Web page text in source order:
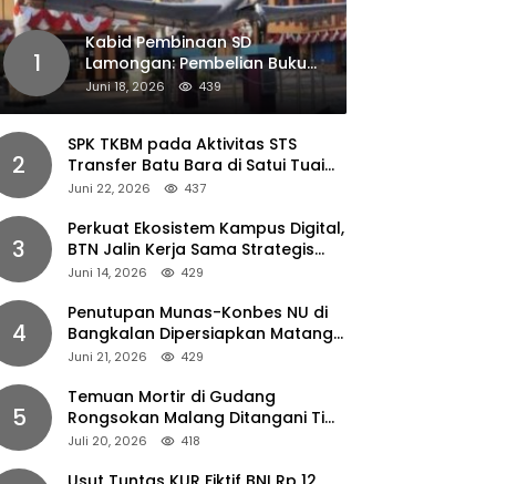
1
Kabid Pembinaan SD
Lamongan: Pembelian Buku
Pendamping Tidak Boleh
Dipaksakan
Juni 18, 2026 439
2
SPK TKBM pada Aktivitas STS
Transfer Batu Bara di Satui Tuai
Sorotan
Juni 22, 2026 437
3
Perkuat Ekosistem Kampus Digital,
BTN Jalin Kerja Sama Strategis
dengan UNAIR
Juni 14, 2026 429
4
Penutupan Munas-Konbes NU di
Bangkalan Dipersiapkan Matang,
Gus Ipul Turun Tangan
Juni 21, 2026 429
5
Temuan Mortir di Gudang
Rongsokan Malang Ditangani Tim
Gegana Polda Jatim
Juli 20, 2026 418